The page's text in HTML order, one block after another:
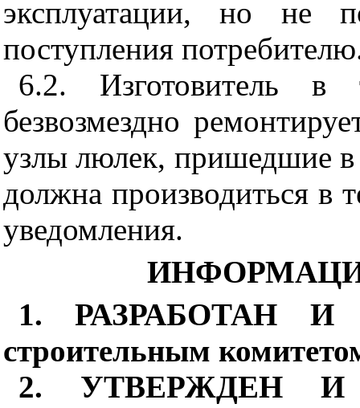
эксплуатации, но
поступления
6.2. Изготовитель в
безвозмездно
узлы люлек, пришедшие в
должна производиться в
уведомления.
1. РАЗРАБОТАН И
строительным
2. УТВЕРЖДЕН